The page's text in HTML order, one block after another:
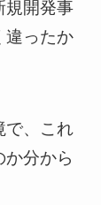
規開発事
違ったか
で、これ
か分から